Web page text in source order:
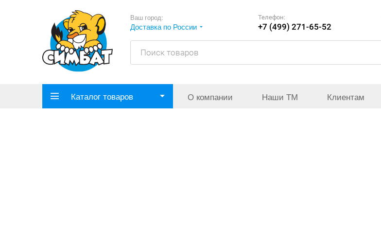
Ваш город:
Доставка по России
Телефон:
+7 (499) 271-65-52
Каталог товаров О компании Наши ТМ Клиентам